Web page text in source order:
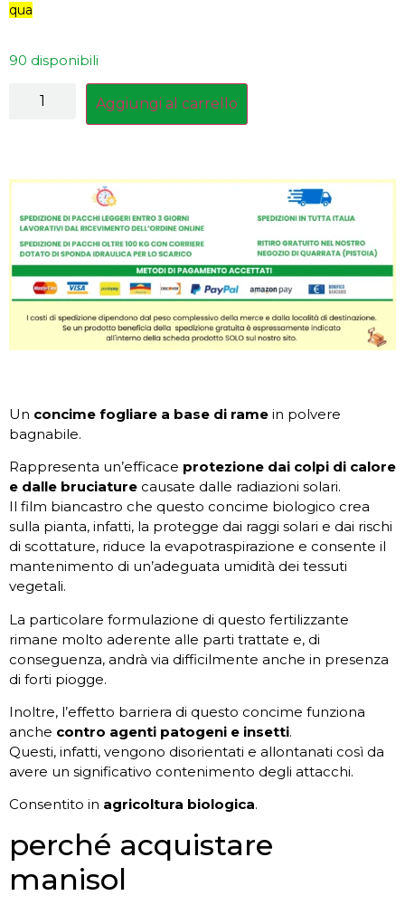
qua
90 disponibili
Aggiungi al carrello
Un concime fogliare a base di rame in polvere
bagnabile.
Rappresenta un’efficace protezione dai colpi di calore
e dalle bruciature causate dalle radiazioni solari.
Il film biancastro che questo concime biologico crea
sulla pianta, infatti, la protegge dai raggi solari e dai rischi
di scottature, riduce la evapotraspirazione e consente il
mantenimento di un’adeguata umidità dei tessuti
vegetali.
La particolare formulazione di questo fertilizzante
rimane molto aderente alle parti trattate e, di
conseguenza, andrà via difficilmente anche in presenza
di forti piogge.
Inoltre, l’effetto barriera di questo concime funziona
anche contro agenti patogeni e insetti.
Questi, infatti, vengono disorientati e allontanati così da
avere un significativo contenimento degli attacchi.
Consentito in agricoltura biologica.
perché acquistare
manisol